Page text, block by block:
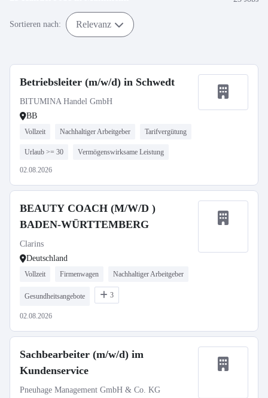
Sortieren nach: Relevanz
Betriebsleiter (m/w/d) in Schwedt
BITUMINA Handel GmbH
BB
Vollzeit Nachhaltiger Arbeitgeber Tarifvergütung
Urlaub >= 30 Vermögenswirksame Leistung
02.08.2026
BEAUTY COACH (M/W/D )
BADEN-WÜRTTEMBERG
Clarins
Deutschland
Vollzeit Firmenwagen Nachhaltiger Arbeitgeber
Gesundheitsangebote 3
02.08.2026
Sachbearbeiter (m/w/d) im
Kundenservice
Pneuhage Management GmbH & Co. KG